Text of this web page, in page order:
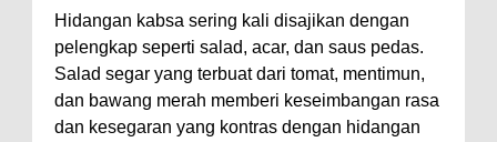
Hidangan kabsa sering kali disajikan dengan
pelengkap seperti salad, acar, dan saus pedas.
Salad segar yang terbuat dari tomat, mentimun,
dan bawang merah memberi keseimbangan rasa
dan kesegaran yang kontras dengan hidangan